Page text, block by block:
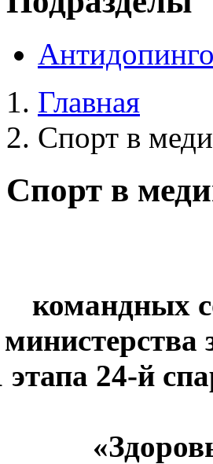
Главная
Спорт в
Спорт в
командных
министерства
этапа 24-й